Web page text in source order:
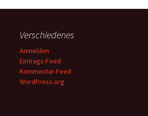
Verschiedenes
Anmelden
Eintrags-Feed
Kommentar-Feed
WordPress.org